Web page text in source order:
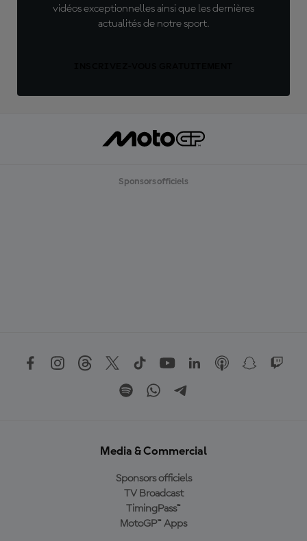
vidéos exceptionnelles ainsi que les dernières
actualités de notre sport.
Sponsors officiels
Media & Commercial
Sponsors officiels
TV Broadcast
TimingPass™
MotoGP™ Apps